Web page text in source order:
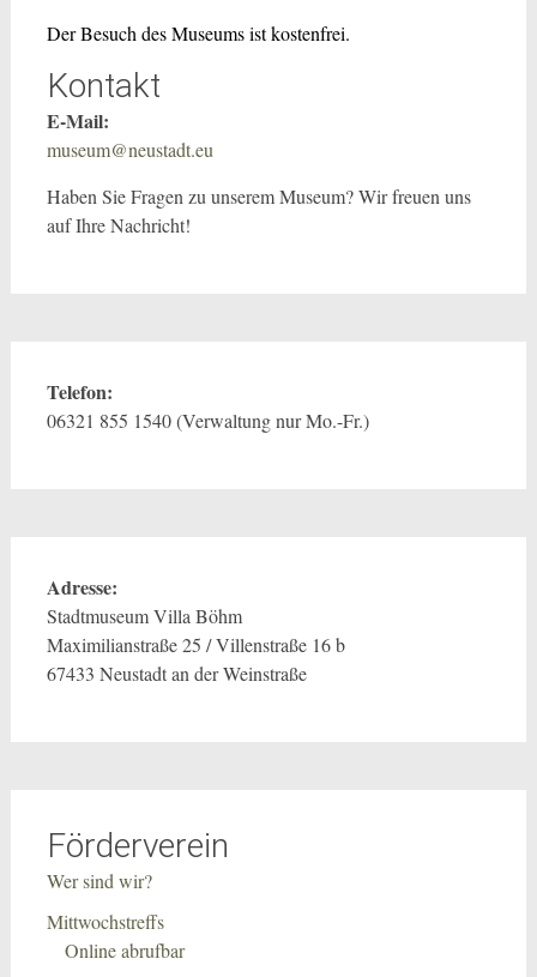
Der Besuch des Museums ist kostenfrei.
Kontakt
E-Mail:
museum@neustadt.eu
Haben Sie Fragen zu unserem Museum? Wir freuen uns
auf Ihre Nachricht!
Telefon:
06321 855 1540 (Verwaltung nur Mo.-Fr.)
Adresse:
Stadtmuseum Villa Böhm
Maximilianstraße 25 / Villenstraße 16 b
67433 Neustadt an der Weinstraße
Förderverein
Wer sind wir?
Mittwochstreffs
Online abrufbar